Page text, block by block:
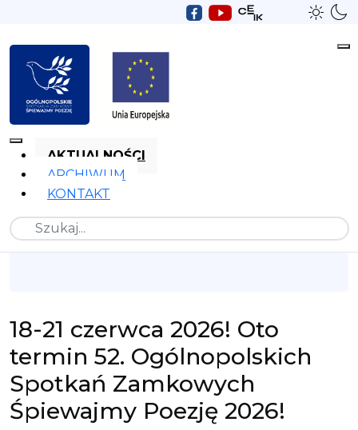
AKTUALNOŚCI
ARCHIWUM
KONTAKT
Szukaj
18-21 czerwca 2026! Oto
termin 52. Ogólnopolskich
Spotkań Zamkowych
Śpiewajmy Poezję 2026!